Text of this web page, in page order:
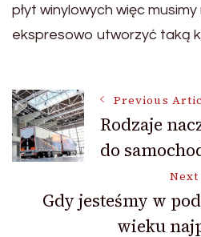
płyt winylowych więc
ekspresowo utworzyć taką
Post
Navigation
Previous
Rodzaje
do
Gdy jesteśmy w
wieku